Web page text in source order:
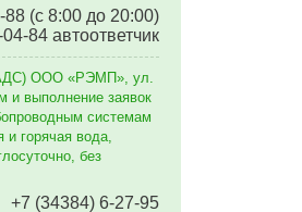
(с 8:00 до 20:00)
84 автоответчик
ООО «РЭМП», ул.
и выполнение заявок
системам
и горячая вода,
без
+7 (34384) 6-27-95